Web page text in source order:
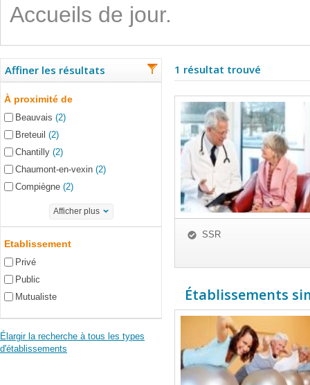
Accueils de jour.
Affiner les résultats
À proximité de
Beauvais (2)
Breteuil (2)
Chantilly (2)
Chaumont-en-vexin (2)
Compiègne (2)
Afficher plus
Etablissement
Privé
Public
Mutualiste
Élargir la recherche à tous les types
d'établissements
1 résultat trouvé
SSR
Établissements